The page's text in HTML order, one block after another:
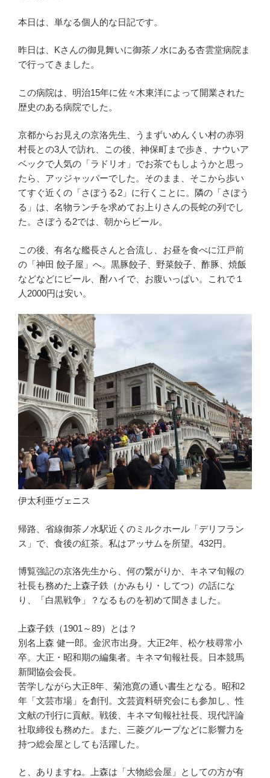
本日は、単なる個人的な日記です。
昨日は、Kさんの御見舞いに御茶ノ水にある杏雲堂病院ま
で行ってきました。
この病院は、明治15年に佐々木東洋によって開業された
歴史のある病院でした。
京都からお見えの京洛先生、うまずいめんくい村の赤羽
村長との3人で訪れ、この後、神保町まで歩き、ナウいア
ベックで人気の「ラドリオ」でお茶でもしようかと思っ
たら、アッジャッパーでした。そのまま、そこから歩い
てすぐ近くの「さぼうる2」に行くことに。隣の「さぼう
る」は、名物ランチを求めてお上りさんの長蛇の列でし
た。さぼうる2では、朝からビール。
この後、有名な艦長さんと合流し、お昼を食べに江戸前
の「神田 餃子屋」へ。黒豚餃子、野菜餃子、酢豚、焼飯
などなどにビール、酎ハイで、お腹いっぱい。これで１
人2000円は安い。
伊太利亜ヴェニス
帰路、省線御茶ノ水駅近くのミルクホール「デリフラン
ス」で、食後の紅茶。私はアッサムを所望。432円。
博覧強記の京洛先生から、何の繋がりか、キネマ旬報の
社長も務めた上森子鉄（かみもり・してつ）の話にな
り、「白黒戦争」？なるものを初めて聞きました。
上森子鉄（1901～89）とは？
別名上森 健一郎。金沢市出身。大正2年、松ケ枝尋常小
卒。大正・昭和期の編集者。キネマ旬報社長。日本競馬
新聞協会会長。
苦学しながら大正8年、菊池寛の通い書生となる。昭和2
年「文芸市場」を創刊。文芸資料研究会にも参加し、性
文献の刊行に貢献。戦後、キネマ旬報社社長、現代評論
社取締役も務めた。また、三菱グループなどに影響力を
持つ総会屋としても活躍した。
と、ありますね。上森は「大物総会屋」としての方が有